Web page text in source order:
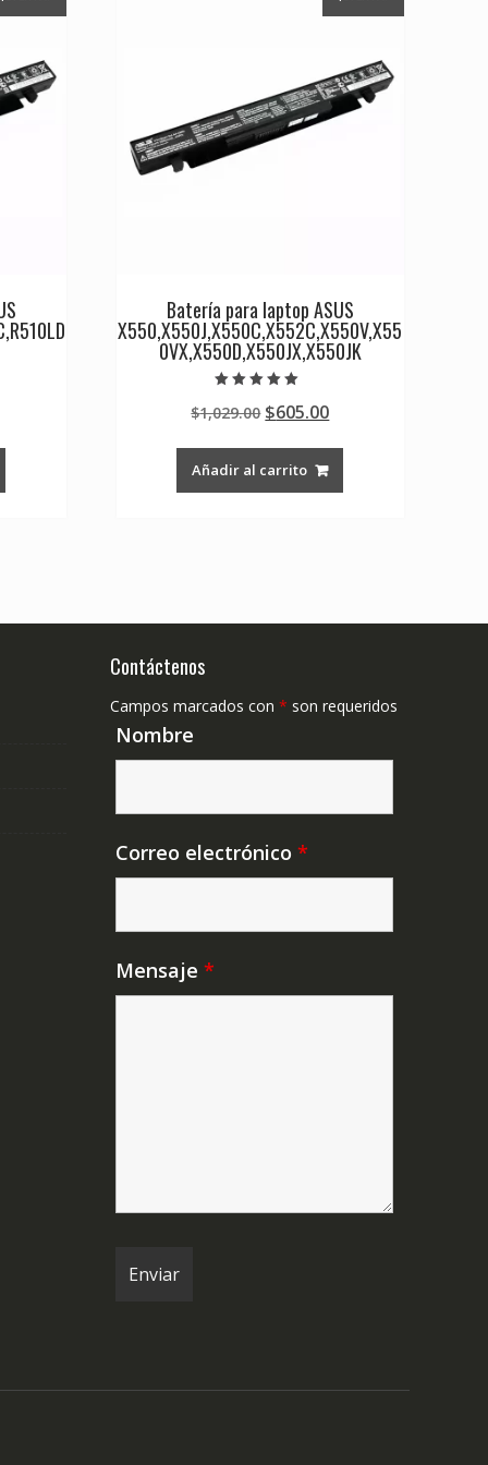
Batería para laptop ASUS
X550,X550J,X550C,X552C,X550V,X55
0VX,X550D,X550JX,X550JK
5.00
de 5
$1,029.00 Original
was:
$1,029.00.
$605.00Current
Añadir al carrito
Contáctenos
Campos marcados con * son requeridos
Nombre
Correo electrónico *
Mensaje *